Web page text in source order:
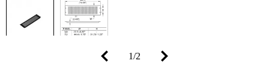
1/2